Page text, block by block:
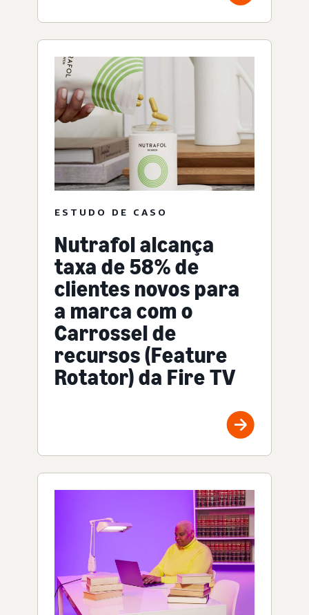
ESTUDO DE CASO
Nutrafol alcança
taxa de 58% de
clientes novos para
a marca com o
Carrossel de
recursos (Feature
Rotator) da Fire TV